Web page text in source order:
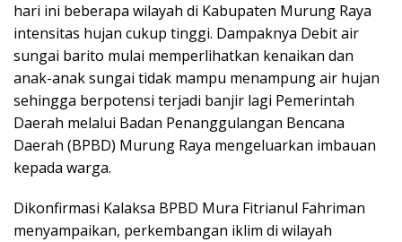
hari ini beberapa wilayah di Kabupaten Murung Raya
intensitas hujan cukup tinggi. Dampaknya Debit air
sungai barito mulai memperlihatkan kenaikan dan
anak-anak sungai tidak mampu menampung air hujan
sehingga berpotensi terjadi banjir lagi Pemerintah
Daerah melalui Badan Penanggulangan Bencana
Daerah (BPBD) Murung Raya mengeluarkan imbauan
kepada warga.
Dikonfirmasi Kalaksa BPBD Mura Fitrianul Fahriman
menyampaikan, perkembangan iklim di wilayah